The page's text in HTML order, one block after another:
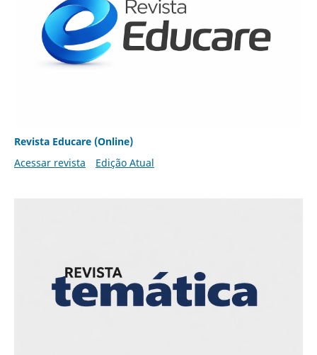
Revista Educare (Online)
Acessar revista
Edição Atual